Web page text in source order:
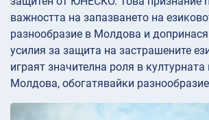
важността на запазването на
разнообразие в Молдова и допринася
усилия за защита на застрашените
играят значителна роля в
Молдова, обогатявайки